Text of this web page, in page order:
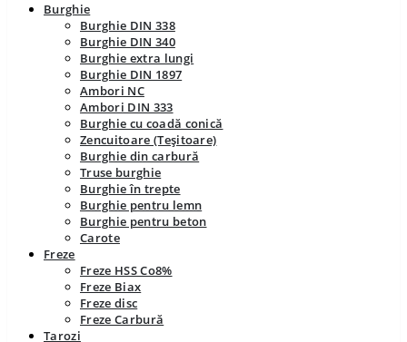
Burghie
Burghie DIN 338
Burghie DIN 340
Burghie extra lungi
Burghie DIN 1897
Ambori NC
Ambori DIN 333
Burghie cu coadă conică
Zencuitoare (Teșitoare)
Burghie din carbură
Truse burghie
Burghie în trepte
Burghie pentru lemn
Burghie pentru beton
Carote
Freze
Freze HSS Co8%
Freze Biax
Freze disc
Freze Carbură
Tarozi